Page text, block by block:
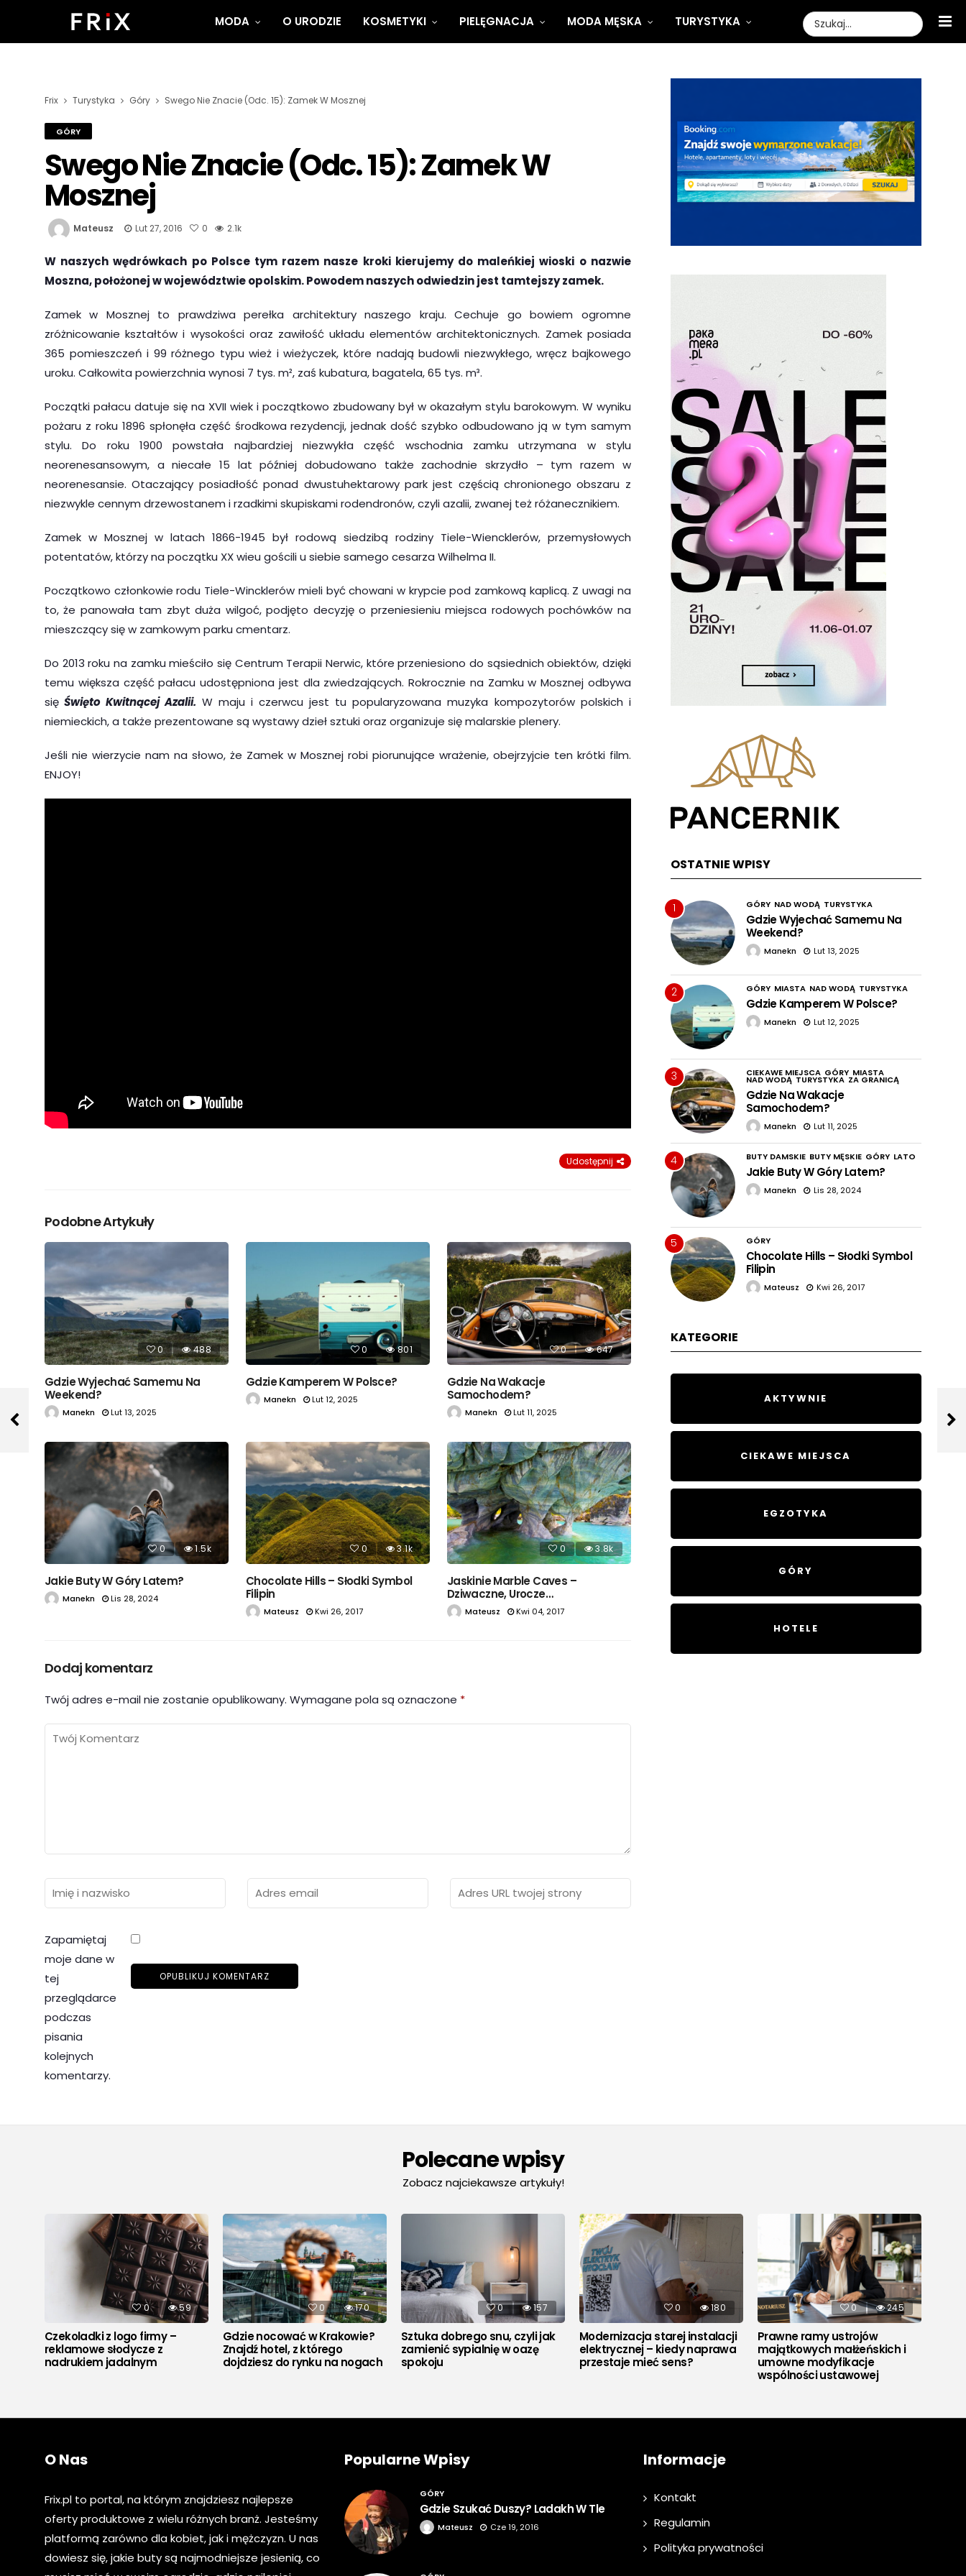
MODA O URODZIE KOSMETYKI PIELĘGNACJA MODA MĘSKA TURYSTYKA
Frix Turystyka Góry Swego Nie Znacie (odc. 15): Zamek W Mosznej
GÓRY
Swego Nie Znacie (odc. 15): Zamek W
Mosznej
Mateusz Lut 27, 2016 0 2.1k
W naszych wędrówkach po Polsce tym razem nasze kroki kierujemy do maleńkiej wioski o nazwie
Moszna, położonej w województwie opolskim. Powodem naszych odwiedzin jest tamtejszy zamek.
Zamek w Mosznej to prawdziwa perełka architektury naszego kraju. Cechuje go bowiem ogromne
zróżnicowanie kształtów i wysokości oraz zawiłość układu elementów architektonicznych. Zamek posiada
365 pomieszczeń i 99 różnego typu wież i wieżyczek, które nadają budowli niezwykłego, wręcz bajkowego
uroku. Całkowita powierzchnia wynosi 7 tys. m², zaś kubatura, bagatela, 65 tys. m³.
Początki pałacu datuje się na XVII wiek i początkowo zbudowany był w okazałym stylu barokowym. W wyniku
pożaru z roku 1896 spłonęła część środkowa rezydencji, jednak dość szybko odbudowano ją w tym samym
stylu. Do roku 1900 powstała najbardziej niezwykła część wschodnia zamku utrzymana w stylu
neorenesansowym, a niecałe 15 lat później dobudowano także zachodnie skrzydło – tym razem w
neorenesansie. Otaczający posiadłość ponad dwustuhektarowy park jest częścią chronionego obszaru z
niezwykle cennym drzewostanem i rzadkimi skupiskami rodendronów, czyli azalii, zwanej też różanecznikiem.
Zamek w Mosznej w latach 1866-1945 był rodową siedzibą rodziny Tiele-Wiencklerów, przemysłowych
potentatów, którzy na początku XX wieu gościli u siebie samego cesarza Wilhelma II.
Początkowo członkowie rodu Tiele-Wincklerów mieli być chowani w krypcie pod zamkową kaplicą. Z uwagi na
to, że panowała tam zbyt duża wilgoć, podjęto decyzję o przeniesieniu miejsca rodowych pochówków na
mieszczący się w zamkowym parku cmentarz.
Do 2013 roku na zamku mieściło się Centrum Terapii Nerwic, które przeniesiono do sąsiednich obiektów, dzięki
temu większa część pałacu udostępniona jest dla zwiedzających. Rokrocznie na Zamku w Mosznej odbywa
się ŚwiętoKwitnącejAzalii. W maju i czerwcu jest tu popularyzowana muzyka kompozytorów polskich i
niemieckich, a także prezentowane są wystawy dzieł sztuki oraz organizuje się malarskie plenery.
Jeśli nie wierzycie nam na słowo, że Zamek w Mosznej robi piorunujące wrażenie, obejrzyjcie ten krótki film.
ENJOY!
Udostępnij
Podobne Artykuły
0 488
Gdzie Wyjechać Samemu Na
Weekend?
Manekn Lut 13, 2025
0 801
Gdzie Kamperem W Polsce?
Manekn Lut 12, 2025
0 647
Gdzie Na Wakacje
Samochodem?
Manekn Lut 11, 2025
0 1.5k
Jakie Buty W Góry Latem?
Manekn Lis 28, 2024
0 3.1k
Chocolate Hills – Słodki Symbol
Filipin
Mateusz Kwi 26, 2017
0 3.8k
Jaskinie Marble Caves –
Dziwaczne, Urocze…
Mateusz Kwi 04, 2017
Dodaj komentarz
Twój adres e-mail nie zostanie opublikowany. Wymagane pola są oznaczone *
Zapamiętaj
moje dane w
tej
przeglądarce
podczas
pisania
kolejnych
komentarzy.
OSTATNIE WPISY
1 GÓRY NAD WODĄ TURYSTYKA
Gdzie Wyjechać Samemu Na
Weekend?
Manekn Lut 13, 2025
2 GÓRY MIASTA NAD WODĄ TURYSTYKA
Gdzie Kamperem W Polsce?
Manekn Lut 12, 2025
3 CIEKAWE MIEJSCA GÓRY MIASTA
NAD WODĄ TURYSTYKA ZA GRANICĄ
Gdzie Na Wakacje
Samochodem?
Manekn Lut 11, 2025
4 BUTY DAMSKIE BUTY MĘSKIE GÓRY LATO
Jakie Buty W Góry Latem?
Manekn Lis 28, 2024
5 GÓRY
Chocolate Hills – Słodki Symbol
Filipin
Mateusz Kwi 26, 2017
KATEGORIE
AKTYWNIE
CIEKAWE MIEJSCA
EGZOTYKA
GÓRY
HOTELE
Polecane wpisy
Zobacz najciekawsze artykuły!
0 59
Czekoladki z logo firmy –
reklamowe słodycze z
nadrukiem jadalnym
0 170
Gdzie nocować w Krakowie?
Znajdź hotel, z którego
dojdziesz do rynku na nogach
0 157
Sztuka dobrego snu, czyli jak
zamienić sypialnię w oazę
spokoju
0 180
Modernizacja starej instalacji
elektrycznej – kiedy naprawa
przestaje mieć sens?
0 245
Prawne ramy ustrojów
majątkowych małżeńskich i
umowne modyfikacje
wspólności ustawowej
O Nas
Frix.pl to portal, na którym znajdziesz najlepsze
oferty produktowe z wielu różnych branż. Jesteśmy
platformą zarówno dla kobiet, jak i mężczyzn. U nas
dowiesz się, jakie buty są najmodniejsze jesienią, co
Popularne Wpisy
GÓRY
Gdzie Szukać Duszy? Ladakh W Tle
Mateusz Cze 19, 2016
Informacje
Kontakt
Regulamin
Polityka prywatności